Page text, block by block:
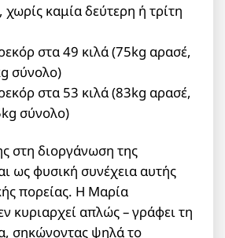
καμία δεύτερη ή τρίτη
στα 49 κιλά (75kg αρασέ,
σύνολο)
στα 53 κιλά (83kg αρασέ,
σύνολο)
στη διοργάνωση της
ως φυσική συνέχεια αυτής
πορείας. Η Μαρία
κυριαρχεί απλώς – γράφει τη
σηκώνοντας ψηλά το